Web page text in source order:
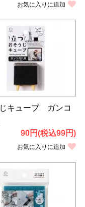
お気に入りに追加
キューブ ガンコ
90円(税込99円)
お気に入りに追加